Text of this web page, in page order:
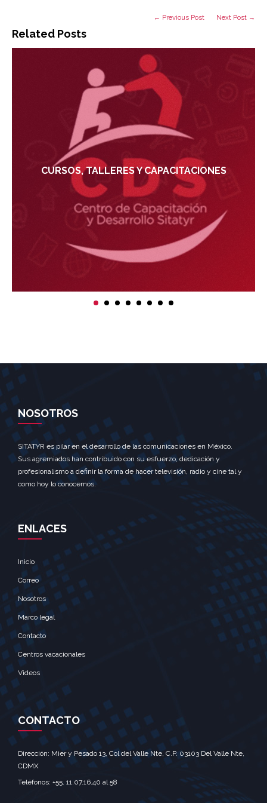
Related Posts
← Previous Post Next Post →
CURSOS, TALLERES Y CAPACITACIONES
NOSOTROS
SITATYR es pilar en el desarrollo de las comunicaciones en México.
Sus agremiados han contribuido con su esfuerzo, dedicación y
profesionalismo a definir la forma de hacer televisión, radio y cine tal y
como hoy lo conocemos.
ENLACES
Inicio
Correo
Nosotros
Marco legal
Contacto
Centros vacacionales
Videos
CONTACTO
Dirección: Mier y Pesado 13, Col del Valle Nte, C.P. 03103 Del Valle Nte,
CDMX‎
Teléfonos: +55. 11.07.16.40 al 58‎